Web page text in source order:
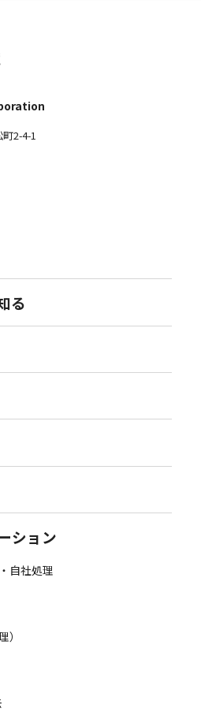
2-4-1
る
ション
自社処理
）